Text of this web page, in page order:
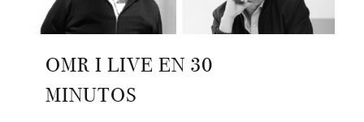
OMR I LIVE EN 30
MINUTOS